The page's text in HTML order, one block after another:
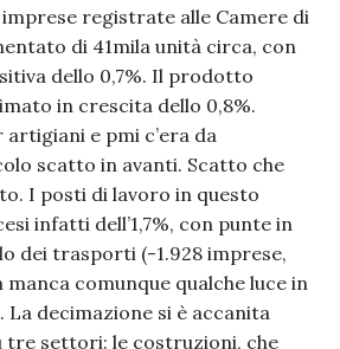
registrate alle Camere di
di 41mila unità circa, con
dello 0,7%. Il prodotto
in crescita dello 0,8%.
artigiani e pmi c’era da
scatto in avanti. Scatto che
I posti di lavoro in questo
infatti dell’1,7%, con punte in
dei trasporti (-1.928 imprese,
manca comunque qualche luce in
La decimazione si è accanita
tre settori: le costruzioni, che